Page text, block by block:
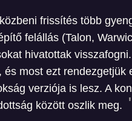
frissítés több
felállás (Talon,
hivatottak
és most ezt
verziója is lesz. A
között oszlik meg.